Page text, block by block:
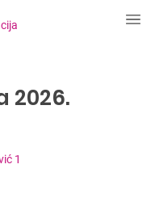
2026.